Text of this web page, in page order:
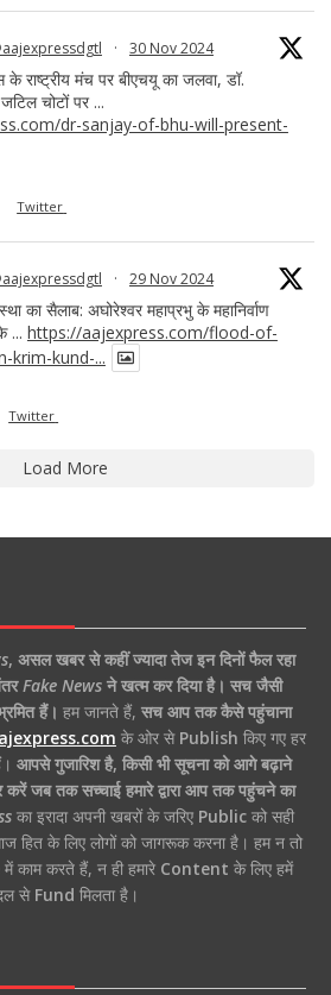
· 30 Nov 2024
के राष्ट्रीय मंच पर बीएचयू का जलवा, डॉ.
चोटों पर ...
dr-sanjay-of-bhu-will-present-
Twitter
· 29 Nov 2024
का सैलाब: अघोरेश्वर महाप्रभु के महानिर्वाण
... https://aajexpress.com/flood-of-
krim-kund-...
Twitter
Load More
, असल खबर से कहीं ज्यादा तेज इन दिनों फैल रहा
Fake Newsने खत्म कर दिया है। सच जैसी
हैं। हम जानते हैं, सच आप तक कैसे पहुंचाना
के ओर से Publish किए गए हर
आपसे गुजारिश है, किसी भी सूचना को आगे बढ़ाने
जब तक सच्चाई हमारे द्वारा आप तक पहुंचने का
का इरादा अपनी खबरों के जरिए Publicको सही
हित के लिए लोगों को जागरूक करना है। हम न तो
में काम करते हैं, न ही हमारे Content के लिए हमें
दल से Fund मिलता है।